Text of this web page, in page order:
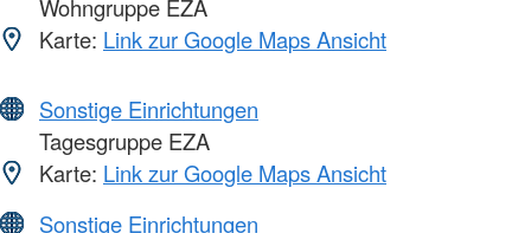
Wohngruppe EZA
Karte: Link zur Google Maps Ansicht
Sonstige Einrichtungen
Tagesgruppe EZA
Karte: Link zur Google Maps Ansicht
Sonstige Einrichtungen